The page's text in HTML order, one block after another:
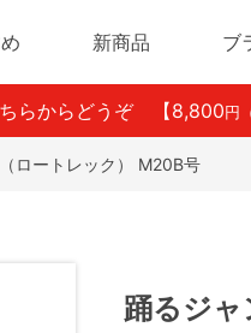
新商品 ブ
らからどうぞ 【8,800 円
ロートレック） M20B号
踊るジャ